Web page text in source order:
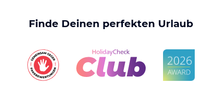
Finde Deinen perfekten Urlaub